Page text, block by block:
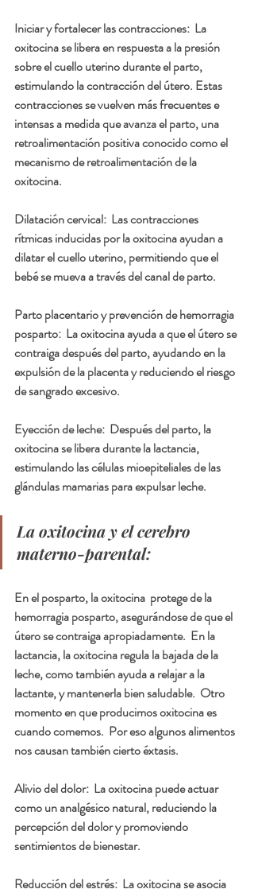
Iniciar y fortalecer las contracciones: La
oxitocina se libera en respuesta a la presión
sobre el cuello uterino durante el parto,
estimulando la contracción del útero. Estas
contracciones se vuelven más frecuentes e
intensas a medida que avanza el parto, una
retroalimentación positiva conocido como el
mecanismo de retroalimentación de la
oxitocina.
Dilatación cervical:
  Las contracciones
rítmicas inducidas por la oxitocina ayudan a
dilatar el cuello uterino, permitiendo que el
bebé se mueva a través del canal de parto.
Parto placentario y prevención de hemorragia
posparto:
  La oxitocina ayuda a que el útero se
contraiga después del parto, ayudando en la
expulsión de la placenta y reduciendo el riesgo
de sangrado excesivo.
Eyección de leche:
  Después del parto, la
oxitocina se libera durante la lactancia,
estimulando las células mioepiteliales de las
glándulas mamarias para expulsar leche.
La oxitocina y el cerebro
materno-parental:
En el posparto, la oxitocina  protege de la
hemorragia posparto, asegurándose de que el
útero se contraiga apropiadamente.  En la
lactancia, la oxitocina regula la bajada de la
leche, como también ayuda a relajar a la
lactante, y mantenerla bien saludable.  Otro
momento en que producimos oxitocina es
cuando comemos.  Por eso algunos alimentos
nos causan también cierto éxtasis.
Alivio del dolor: La oxitocina puede actuar
como un analgésico natural, reduciendo la
percepción del dolor y promoviendo
sentimientos de bienestar.
Reducción del estrés: La oxitocina se asocia